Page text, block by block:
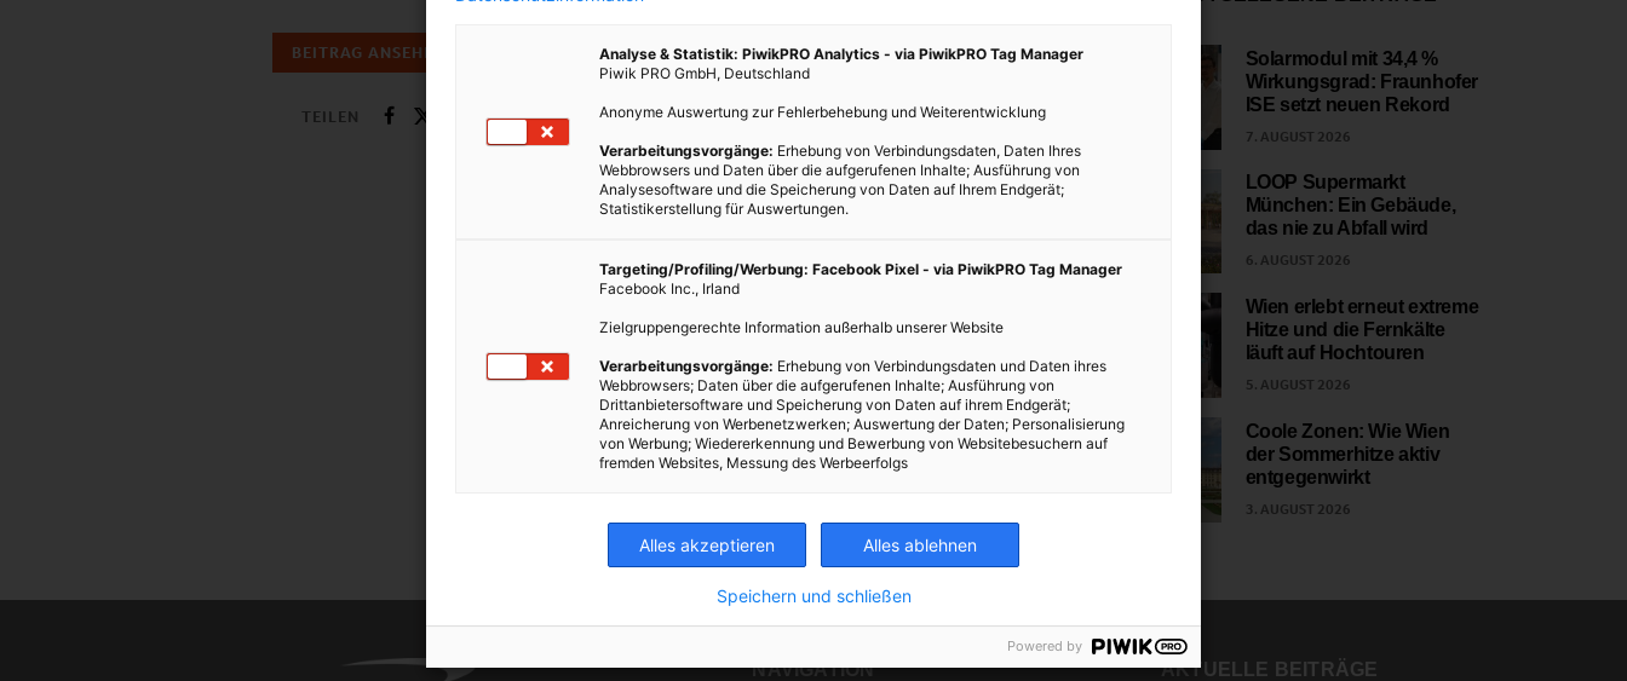
BEITRAG ANSEHEN
TEILEN
Solarmodul mit 34,4 %
Wirkungsgrad: Fraunhofer
ISE setzt neuen Rekord
7. AUGUST 2026
LOOP Supermarkt
München: Ein Gebäude,
das nie zu Abfall wird
6. AUGUST 2026
Wien erlebt erneut extreme
Hitze und die Fernkälte
läuft auf Hochtouren
5. AUGUST 2026
Coole Zonen: Wie Wien
der Sommerhitze aktiv
entgegenwirkt
3. AUGUST 2026
NAVIGATION AKTUELLE BEITRÄGE
Analyse & Statistik: PiwikPRO Analytics - via PiwikPRO Tag Manager
Piwik PRO GmbH, Deutschland
Anonyme Auswertung zur Fehlerbehebung und Weiterentwicklung
Verarbeitungsvorgänge: Erhebung von Verbindungsdaten, Daten Ihres
Webbrowsers und Daten über die aufgerufenen Inhalte; Ausführung von
Analysesoftware und die Speicherung von Daten auf Ihrem Endgerät;
Statistikerstellung für Auswertungen.
Targeting/Profiling/Werbung: Facebook Pixel - via PiwikPRO Tag Manager
Facebook Inc., Irland
Zielgruppengerechte Information außerhalb unserer Website
Verarbeitungsvorgänge: Erhebung von Verbindungsdaten und Daten ihres
Webbrowsers; Daten über die aufgerufenen Inhalte; Ausführung von
Drittanbietersoftware und Speicherung von Daten auf ihrem Endgerät;
Anreicherung von Werbenetzwerken; Auswertung der Daten; Personalisierung
von Werbung; Wiedererkennung und Bewerbung von Websitebesuchern auf
fremden Websites, Messung des Werbeerfolgs
Alles akzeptieren Alles ablehnen
Speichern und schließen
Powered by